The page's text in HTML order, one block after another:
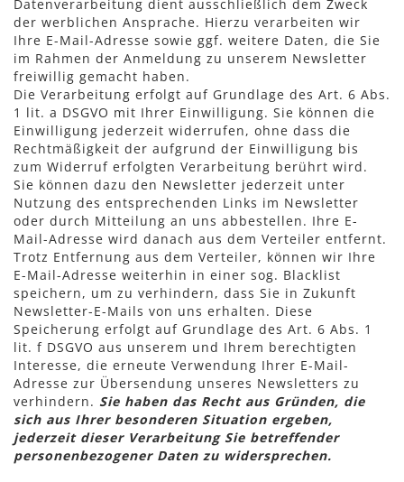
Datenverarbeitung dient ausschließlich dem Zweck
der werblichen Ansprache. Hierzu verarbeiten wir
Ihre E-Mail-Adresse sowie ggf. weitere Daten, die Sie
im Rahmen der Anmeldung zu unserem Newsletter
freiwillig gemacht haben.
Die Verarbeitung erfolgt auf Grundlage des Art. 6 Abs.
1 lit. a DSGVO mit Ihrer Einwilligung. Sie können die
Einwilligung jederzeit widerrufen, ohne dass die
Rechtmäßigkeit der aufgrund der Einwilligung bis
zum Widerruf erfolgten Verarbeitung berührt wird.
Sie können dazu den Newsletter jederzeit unter
Nutzung des entsprechenden Links im Newsletter
oder durch Mitteilung an uns abbestellen. Ihre E-
Mail-Adresse wird danach aus dem Verteiler entfernt.
Trotz Entfernung aus dem Verteiler, können wir Ihre
E-Mail-Adresse weiterhin in einer sog. Blacklist
speichern, um zu verhindern, dass Sie in Zukunft
Newsletter-E-Mails von uns erhalten. Diese
Speicherung erfolgt auf Grundlage des Art. 6 Abs. 1
lit. f DSGVO aus unserem und Ihrem berechtigten
Interesse, die erneute Verwendung Ihrer E-Mail-
Adresse zur Übersendung unseres Newsletters zu
verhindern. Sie haben das Recht aus Gründen, die
sich aus Ihrer besonderen Situation ergeben,
jederzeit dieser Verarbeitung Sie betreffender
personenbezogener Daten zu widersprechen.